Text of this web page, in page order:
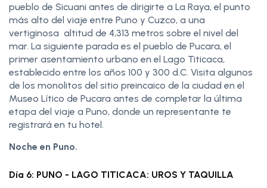
pueblo de Sicuani antes de dirigirte a La Raya, el punto
más alto del viaje entre Puno y Cuzco, a una
vertiginosa altitud de 4,313 metros sobre el nivel del
mar. La siguiente parada es el pueblo de Pucara, el
primer asentamiento urbano en el Lago Titicaca,
establecido entre los años 100 y 300 d.C. Visita algunos
de los monolitos del sitio preincaico de la ciudad en el
Museo Lítico de Pucara antes de completar la última
etapa del viaje a Puno, donde un representante te
registrará en tu hotel.
Noche en Puno.
Día 6: PUNO - LAGO TITICACA: UROS Y TAQUILLA